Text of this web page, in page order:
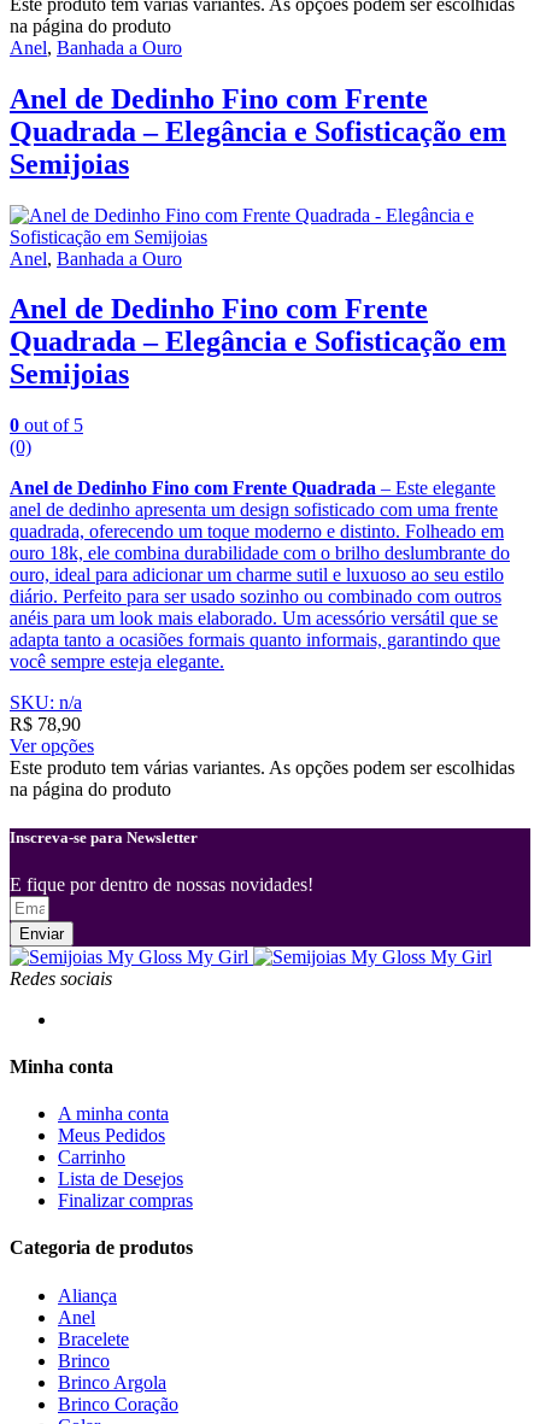
na página do produto
Anel, Banhada a Ouro
Anel de Dedinho Fino com Frente
Quadrada – Elegância e Sofisticação em
Semijoias
Anel, Banhada a Ouro
Anel de Dedinho Fino com Frente
Quadrada – Elegância e Sofisticação em
Semijoias
0 out of 5
(0)
Anel de Dedinho Fino com Frente Quadrada – Este elegante
anel de dedinho apresenta um design sofisticado com uma frente
quadrada, oferecendo um toque moderno e distinto. Folheado em
ouro 18k, ele combina durabilidade com o brilho deslumbrante do
ouro, ideal para adicionar um charme sutil e luxuoso ao seu estilo
diário. Perfeito para ser usado sozinho ou combinado com outros
anéis para um look mais elaborado. Um acessório versátil que se
adapta tanto a ocasiões formais quanto informais, garantindo que
você sempre esteja elegante.
SKU: n/a
R$ 78,90
Ver opções
Este produto tem várias variantes. As opções podem ser escolhidas
na página do produto
Inscreva-se para Newsletter
E fique por dentro de nossas novidades!
Enviar
Redes sociais
Minha conta
A minha conta
Meus Pedidos
Carrinho
Lista de Desejos
Finalizar compras
Categoria de produtos
Aliança
Anel
Bracelete
Brinco
Brinco Argola
Brinco Coração